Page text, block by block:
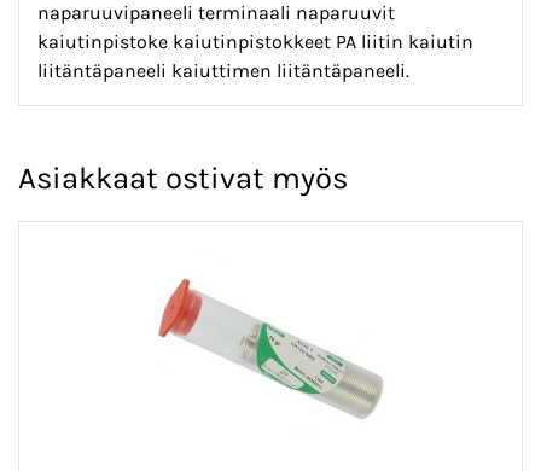
naparuuvipaneeli terminaali naparuuvit
kaiutinpistoke kaiutinpistokkeet PA liitin kaiutin
liitäntäpaneeli kaiuttimen liitäntäpaneeli.
Asiakkaat ostivat myös